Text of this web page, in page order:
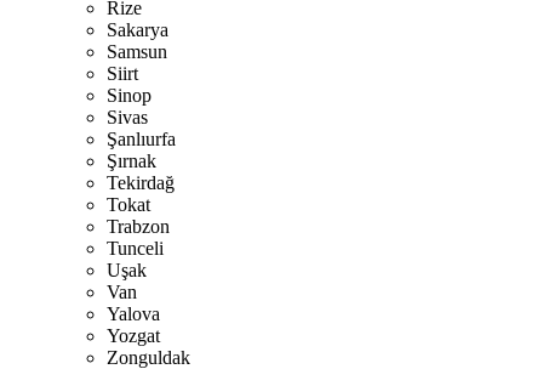
Rize
Sakarya
Samsun
Siirt
Sinop
Sivas
Şanlıurfa
Şırnak
Tekirdağ
Tokat
Trabzon
Tunceli
Uşak
Van
Yalova
Yozgat
Zonguldak